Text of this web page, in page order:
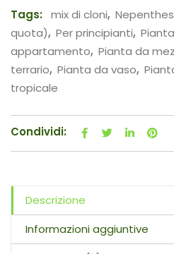
Tags: mix di cloni,
quota), Per principianti,
appartamento, Pianta da
terrario, Pianta da vaso,
tropicale
Condividi:
Descrizione
Informazioni aggiuntive